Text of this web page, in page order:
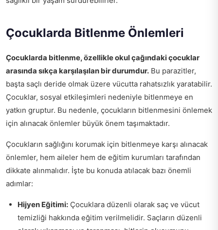
Çocuklarda Bitlenme Önlemleri
Çocuklarda bitlenme, özellikle okul çağındaki çocuklar
arasında sıkça karşılaşılan bir durumdur. Bu parazitler,
başta saçlı deride olmak üzere vücutta rahatsızlık yaratabilir.
Çocuklar, sosyal etkileşimleri nedeniyle bitlenmeye en
yatkın gruptur. Bu nedenle, çocukların bitlenmesini önlemek
için alınacak önlemler büyük önem taşımaktadır.
Çocukların sağlığını korumak için bitlenmeye karşı alınacak
önlemler, hem aileler hem de eğitim kurumları tarafından
dikkate alınmalıdır. İşte bu konuda atılacak bazı önemli
adımlar:
Hijyen Eğitimi: Çocuklara düzenli olarak saç ve vücut
temizliği hakkında eğitim verilmelidir. Saçların düzenli